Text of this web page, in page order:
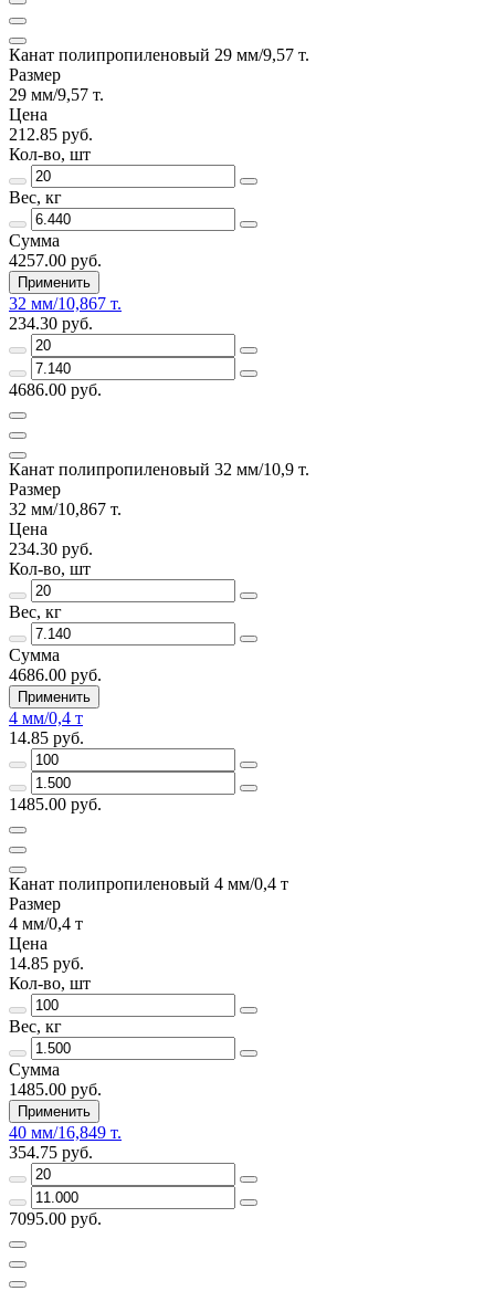
Канат полипропиленовый 29 мм/9,57 т.
Размер
29 мм/9,57 т.
Цена
212.85 руб.
Кол-во, шт
Вес, кг
Сумма
4257.00 руб.
Применить
32 мм/10,867 т.
234.30 руб.
4686.00 руб.
Канат полипропиленовый 32 мм/10,9 т.
Размер
32 мм/10,867 т.
Цена
234.30 руб.
Кол-во, шт
Вес, кг
Сумма
4686.00 руб.
Применить
4 мм/0,4 т
14.85 руб.
1485.00 руб.
Канат полипропиленовый 4 мм/0,4 т
Размер
4 мм/0,4 т
Цена
14.85 руб.
Кол-во, шт
Вес, кг
Сумма
1485.00 руб.
Применить
40 мм/16,849 т.
354.75 руб.
7095.00 руб.